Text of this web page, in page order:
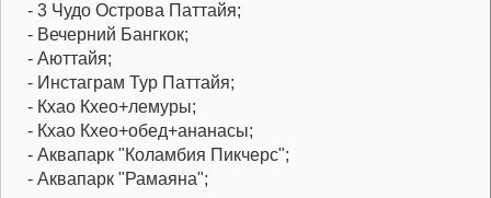
- 3 Чудо Острова Паттайя;
- Вечерний Бангкок;
- Аюттайя;
- Инстаграм Тур Паттайя;
- Кхао Кхео+лемуры;
- Кхао Кхео+обед+ананасы;
- Аквапарк "Коламбия Пикчерс";
- Аквапарк "Рамаяна";